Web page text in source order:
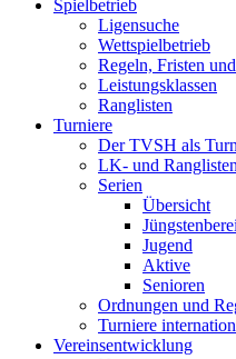
Spielbetrieb
Ligensuche
Wettspielbetrieb
Regeln, Fristen
Leistungsklassen
Ranglisten
Turniere
Der TVSH als
LK- und
Serien
Übersicht
Jugend
Aktive
Senioren
Ordnungen und
Turniere
Vereinsentwicklung